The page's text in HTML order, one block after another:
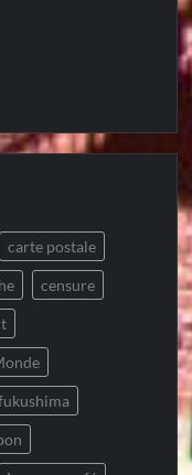
carte postale
censure